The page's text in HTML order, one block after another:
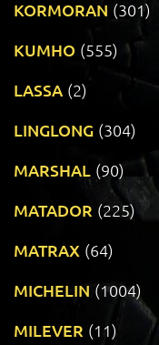
KORMORAN (301)
KUMHO (555)
LASSA (2)
LINGLONG (304)
MARSHAL (90)
MATADOR (225)
MATRAX (64)
MICHELIN (1004)
MILEVER (11)